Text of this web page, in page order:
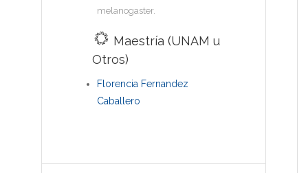
melanogaster.
Maestría (UNAM u
Otros)
Florencia Fernandez
Caballero